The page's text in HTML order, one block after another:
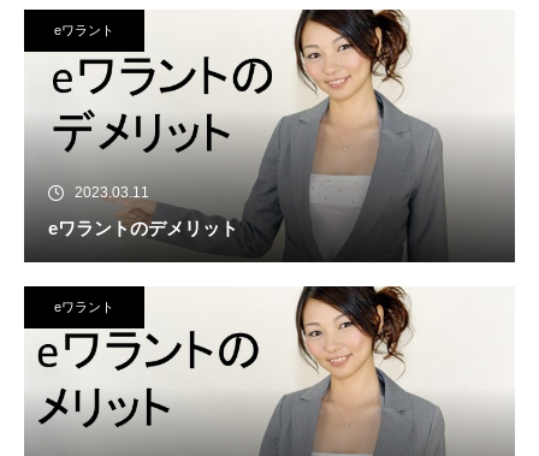
eワラント
2023.03.11
eワラントのデメリット
eワラント